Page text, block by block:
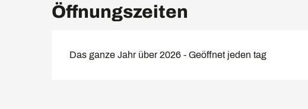
Öffnungszeiten
Das ganze Jahr über 2026 - Geöffnet jeden tag